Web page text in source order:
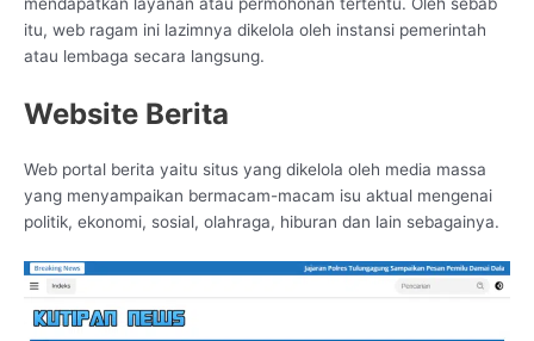
itu, web ragam ini lazimnya dikelola oleh instansi pemerintah
atau lembaga secara langsung.
Website Berita
Web portal berita yaitu situs yang dikelola oleh media massa
yang menyampaikan bermacam-macam isu aktual mengenai
politik, ekonomi, sosial, olahraga, hiburan dan lain sebagainya.